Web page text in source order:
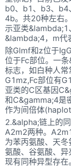
b0、b1、b3、b4
4b。共20种左右
示亚类
&lambda;4，m代
除Glmf和z位于
位于Fc部位。一
标志，如白种人
G1mz,Fc部位有
亚类的C区基因
和C&gamma;4是
作为间倍体
2.&alpha;链上的
A2m2两种。
为苯丙氨酸、天
氨酸、谷氨酸、
现有同种异型存在。